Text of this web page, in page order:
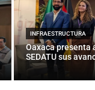
INFRAESTRUCTURA
Oaxaca presenta
SEDATU sus